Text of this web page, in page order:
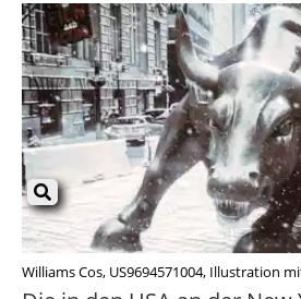
Williams Cos, US9694571004, Illustration